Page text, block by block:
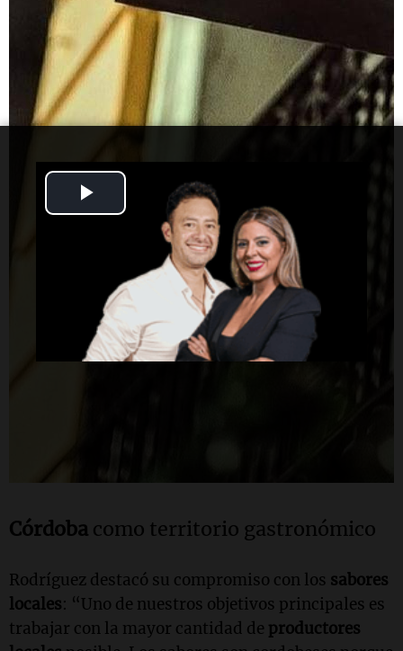
Video
Córdoba como territorio gastronómico
Rodríguez destacó su compromiso con los sabores
locales: “Uno de nuestros objetivos principales es
trabajar con la mayor cantidad de productores